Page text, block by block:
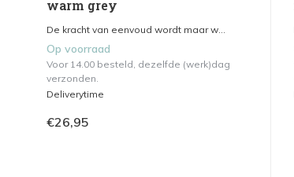
warm grey
De kracht van eenvoud wordt maar w...
Op voorraad
Voor 14.00 besteld, dezelfde (werk)dag
verzonden.
Deliverytime
€26,95